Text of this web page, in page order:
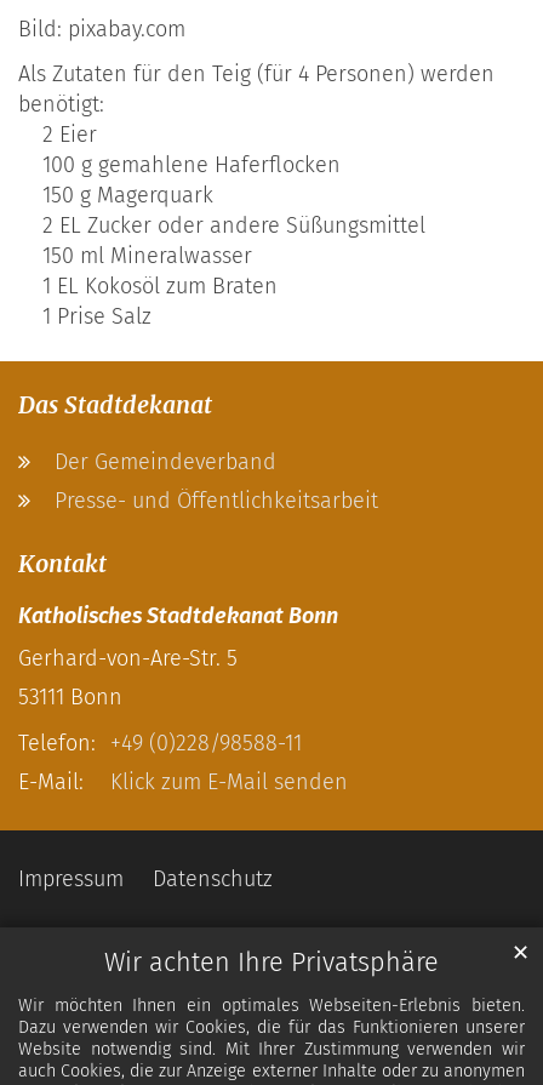
Wir achten Ihre Privatsphäre
Wir möchten Ihnen ein optimales Webseiten-Erlebnis bieten.
Dazu verwenden wir Cookies, die für das Funktionieren unserer
Website notwendig sind. Mit Ihrer Zustimmung verwenden wir
auch Cookies, die zur Anzeige externer Inhalte oder zu anonymen
✕
Bild: pixabay.com
Als Zutaten für den Teig (für 4 Personen) werden
benötigt:
2 Eier
100 g gemahlene Haferflocken
150 g Magerquark
2 EL Zucker oder andere Süßungsmittel
150 ml Mineralwasser
1 EL Kokosöl zum Braten
1 Prise Salz
Das Stadtdekanat
Der Gemeindeverband
Presse- und Öffentlichkeitsarbeit
Kontakt
Katholisches Stadtdekanat Bonn
Gerhard-von-Are-Str. 5
53111 Bonn
Telefon:
+49 (0)228/98588-11
E-Mail:
Klick zum E-Mail senden
Impressum Datenschutz